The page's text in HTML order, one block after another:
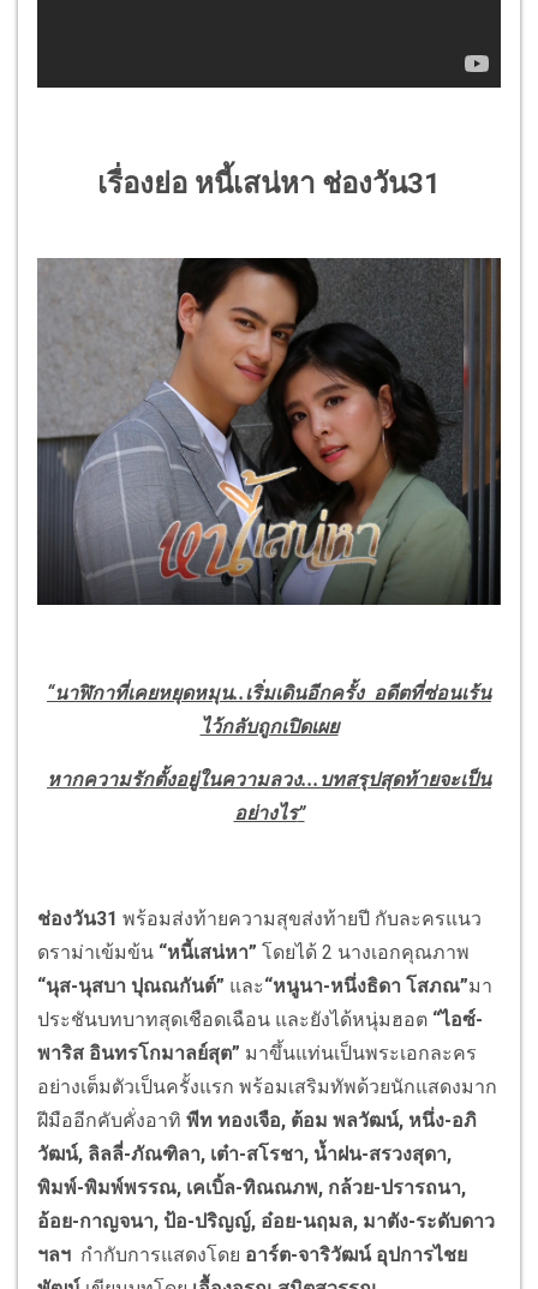
เรื่องย่อ หนี้เสน่หา ช่องวัน31
“นาฬิกาที่เคยหยุดหมุน..เริ่มเดินอีกครั้ง อดีตที่ซ่อนเร้น
ไว้กลับถูกเปิดเผย
หากความรักตั้งอยู่ในความลวง...บทสรุปสุดท้ายจะเป็น
อย่างไร”
ช่องวัน31 พร้อมส่งท้ายความสุขส่งท้ายปี กับละครแนว
ดราม่าเข้มข้น “หนี้เสน่หา” โดยได้ 2 นางเอกคุณภาพ
“นุส-นุสบา ปุณณกันต์” และ“หนูนา-หนึ่งธิดา โสภณ”มา
ประชันบทบาทสุดเชือดเฉือน และยังได้หนุ่มฮอต “ไอซ์-
พาริส อินทรโกมาลย์สุต” มาขึ้นแท่นเป็นพระเอกละคร
อย่างเต็มตัวเป็นครั้งแรก พร้อมเสริมทัพด้วยนักแสดงมาก
ฝีมืออีกคับคั่งอาทิ พีท ทองเจือ, ต้อม พลวัฒน์, หนึ่ง-อภิ
วัฒน์, ลิลลี่-ภัณฑิลา, เต๋า-สโรชา, น้ำฝน-สรวงสุดา,
พิมพ์-พิมพ์พรรณ, เคเบิ้ล-ทิณณภพ, กล้วย-ปรารถนา,
อ้อย-กาญจนา, ป้อ-ปริญญ์, อ๋อย-นฤมล, มาตัง-ระดับดาว
ฯลฯ กำกับการแสดงโดย อาร์ต-จาริวัฒน์ อุปการไชย